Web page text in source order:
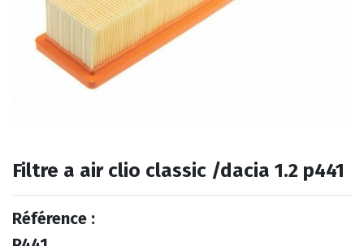
Filtre a air clio classic /dacia 1.2 p441
Référence :